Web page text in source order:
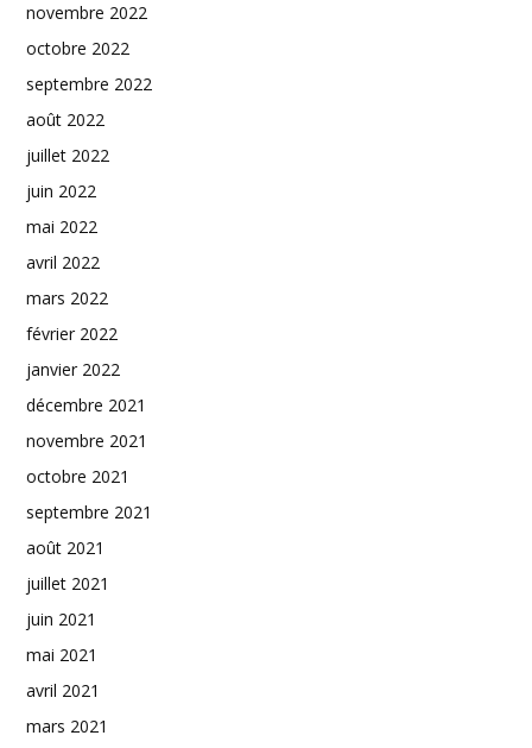
novembre 2022
octobre 2022
septembre 2022
août 2022
juillet 2022
juin 2022
mai 2022
avril 2022
mars 2022
février 2022
janvier 2022
décembre 2021
novembre 2021
octobre 2021
septembre 2021
août 2021
juillet 2021
juin 2021
mai 2021
avril 2021
mars 2021